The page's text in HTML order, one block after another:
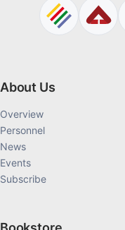
About Us
Overview
Personnel
News
Events
Subscribe